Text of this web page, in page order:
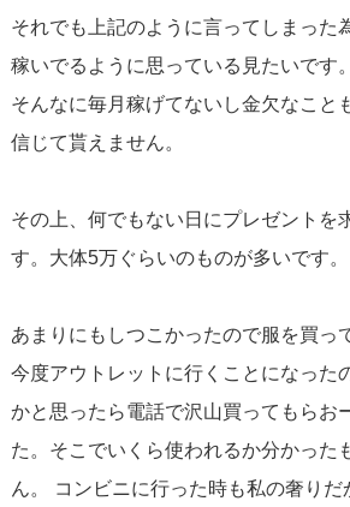
それでも上記のように言ってしまった
稼いでるように思っている見たいです
そんなに毎月稼げてないし金欠なこと
信じて貰えません。
その上、何でもない日にプレゼントを
す。大体5万ぐらいのものが多いです。
あまりにもしつこかったので服を買っ
今度アウトレットに行くことになった
かと思ったら電話で沢山買ってもらお
た。そこでいくら使われるか分かった
ん。 コンビニに行った時も私の奢り